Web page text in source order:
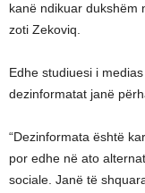
kanë ndikuar dukshëm
zoti Zekoviq.
Edhe studiuesi i
dezinformatat janë
“Dezinformata është
por edhe në ato
sociale. Janë të